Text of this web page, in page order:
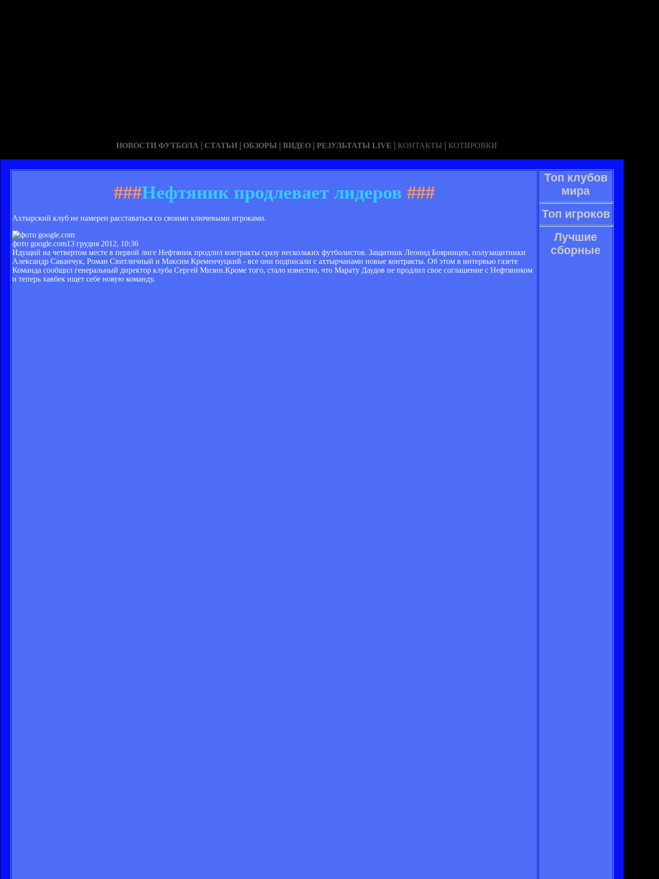
НОВОСТИ ФУТБОЛА | СТАТЬИ | ОБЗОРЫ | ВИДЕО | РЕЗУЛЬТАТЫ LIVE | КОНТАКТЫ | КОТИРОВКИ
###Нефтяник продлевает лидеров ###
Ахтырский клуб не намерен расставаться со своими ключевыми игроками.
фото google.com13 грудня 2012, 10:36
Идущий на четвертом месте в первой лиге Нефтяник продлил контракты сразу нескольких футболистов. Защитник Леонид Бояринцев, полузащитники
Александр Саванчук, Роман Свитличный и Максим Кременчуцкий - все они подписали с ахтырчанами новые контракты. Об этом в интервью газете
Команда сообщил генеральный директор клуба Сергей Мизин.Кроме того, стало известно, что Марату Даудов не продлил свое соглашение с Нефтяником
и теперь хавбек ищет себе новую команду.
Топ клубов
мира
Топ игроков
Лучшие
сборные